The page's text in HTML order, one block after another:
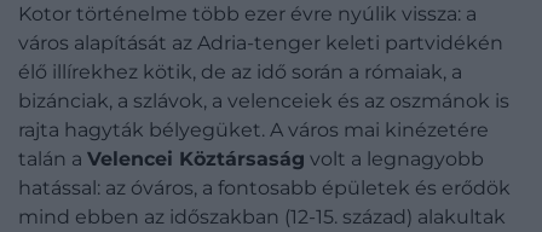
Kotor történelme több ezer évre nyúlik vissza: a
város alapítását az Adria-tenger keleti partvidékén
élő illírekhez kötik, de az idő során a rómaiak, a
bizánciak, a szlávok, a velenceiek és az oszmánok is
rajta hagyták bélyegüket. A város mai kinézetére
talán a Velencei Köztársaság volt a legnagyobb
hatással: az óváros, a fontosabb épületek és erődök
mind ebben az időszakban (12-15. század) alakultak